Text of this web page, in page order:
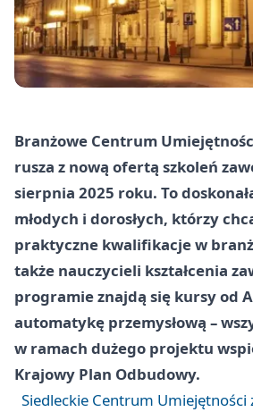
Branżowe Centrum
rusza z nową ofertą szkoleń
sierpnia 2025 roku. To
młodych i dorosłych, którzy
praktyczne kwalifikacje w
także nauczycieli kształcenia
programie znajdą się kursy od
automatykę przemysłową –
w ramach dużego projektu
Krajowy Plan Odbudowy.
Siedleckie Centrum Umiejętności